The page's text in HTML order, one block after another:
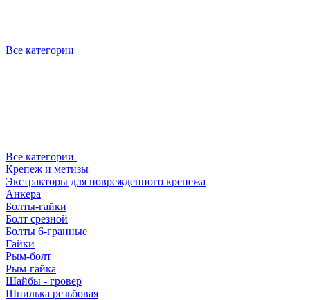
Все категории
Все категории
Крепеж и метизы
Экстракторы для поврежденного крепежа
Анкера
Болты-гайки
Болт срезной
Болты 6-гранные
Гайки
Рым-болт
Рым-гайка
Шайбы - гровер
Шпилька резьбовая